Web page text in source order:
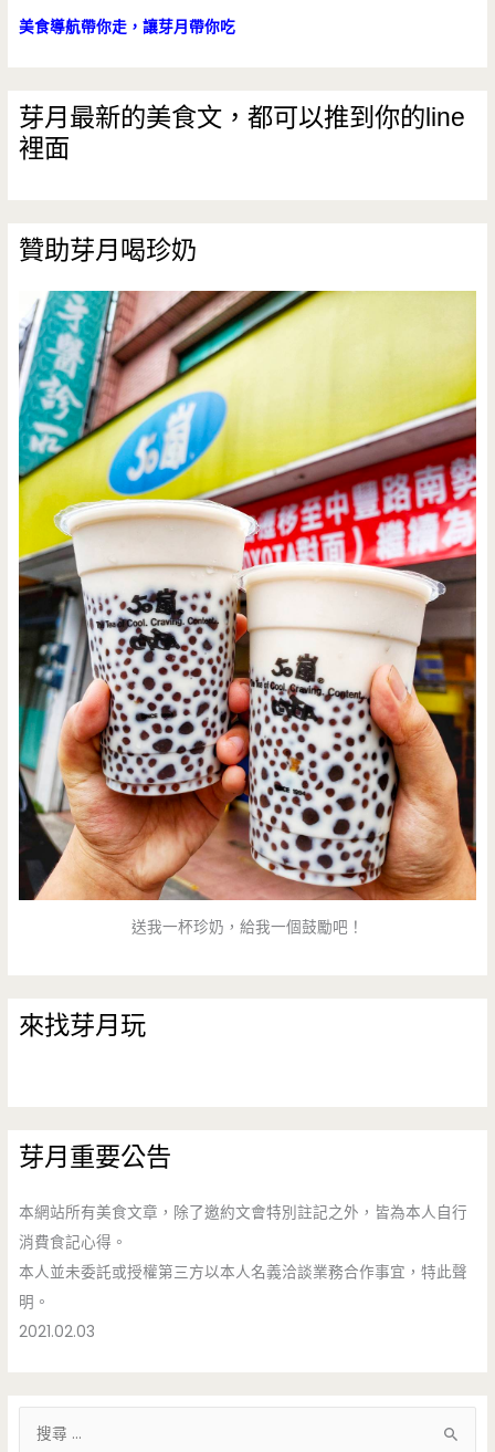
美食導航帶你走，讓芽月帶你吃
芽月最新的美食文，都可以推到你的line
裡面
贊助芽月喝珍奶
送我一杯珍奶，給我一個鼓勵吧！
來找芽月玩
芽月重要公告
本網站所有美食文章，除了邀約文會特別註記之外，皆為本人自行
消費食記心得。
本人並未委託或授權第三方以本人名義洽談業務合作事宜，特此聲
明。
2021.02.03